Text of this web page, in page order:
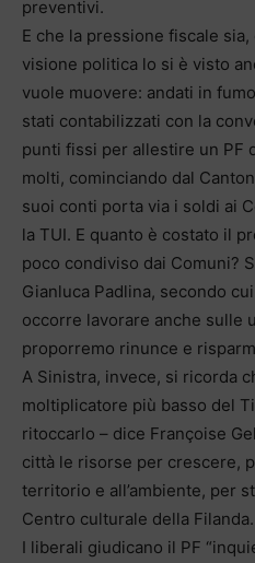
preventivi.
E che la pressione fiscale
visione politica lo si è visto
vuole muovere: andati in
stati contabilizzati con la
punti fissi per allestire un PF
molti, cominciando dal
suoi conti porta via i soldi ai
la TUI. E quanto è costato il
poco condiviso dai Comuni?
Gianluca Padlina, secondo
occorre lavorare anche sulle
proporremo rinunce e
A Sinistra, invece, si ricorda
moltiplicatore più basso del
ritoccarlo – dice Françoise
città le risorse per crescere,
territorio e all’ambiente, per
Centro culturale della Filanda.
I liberali giudicano il PF